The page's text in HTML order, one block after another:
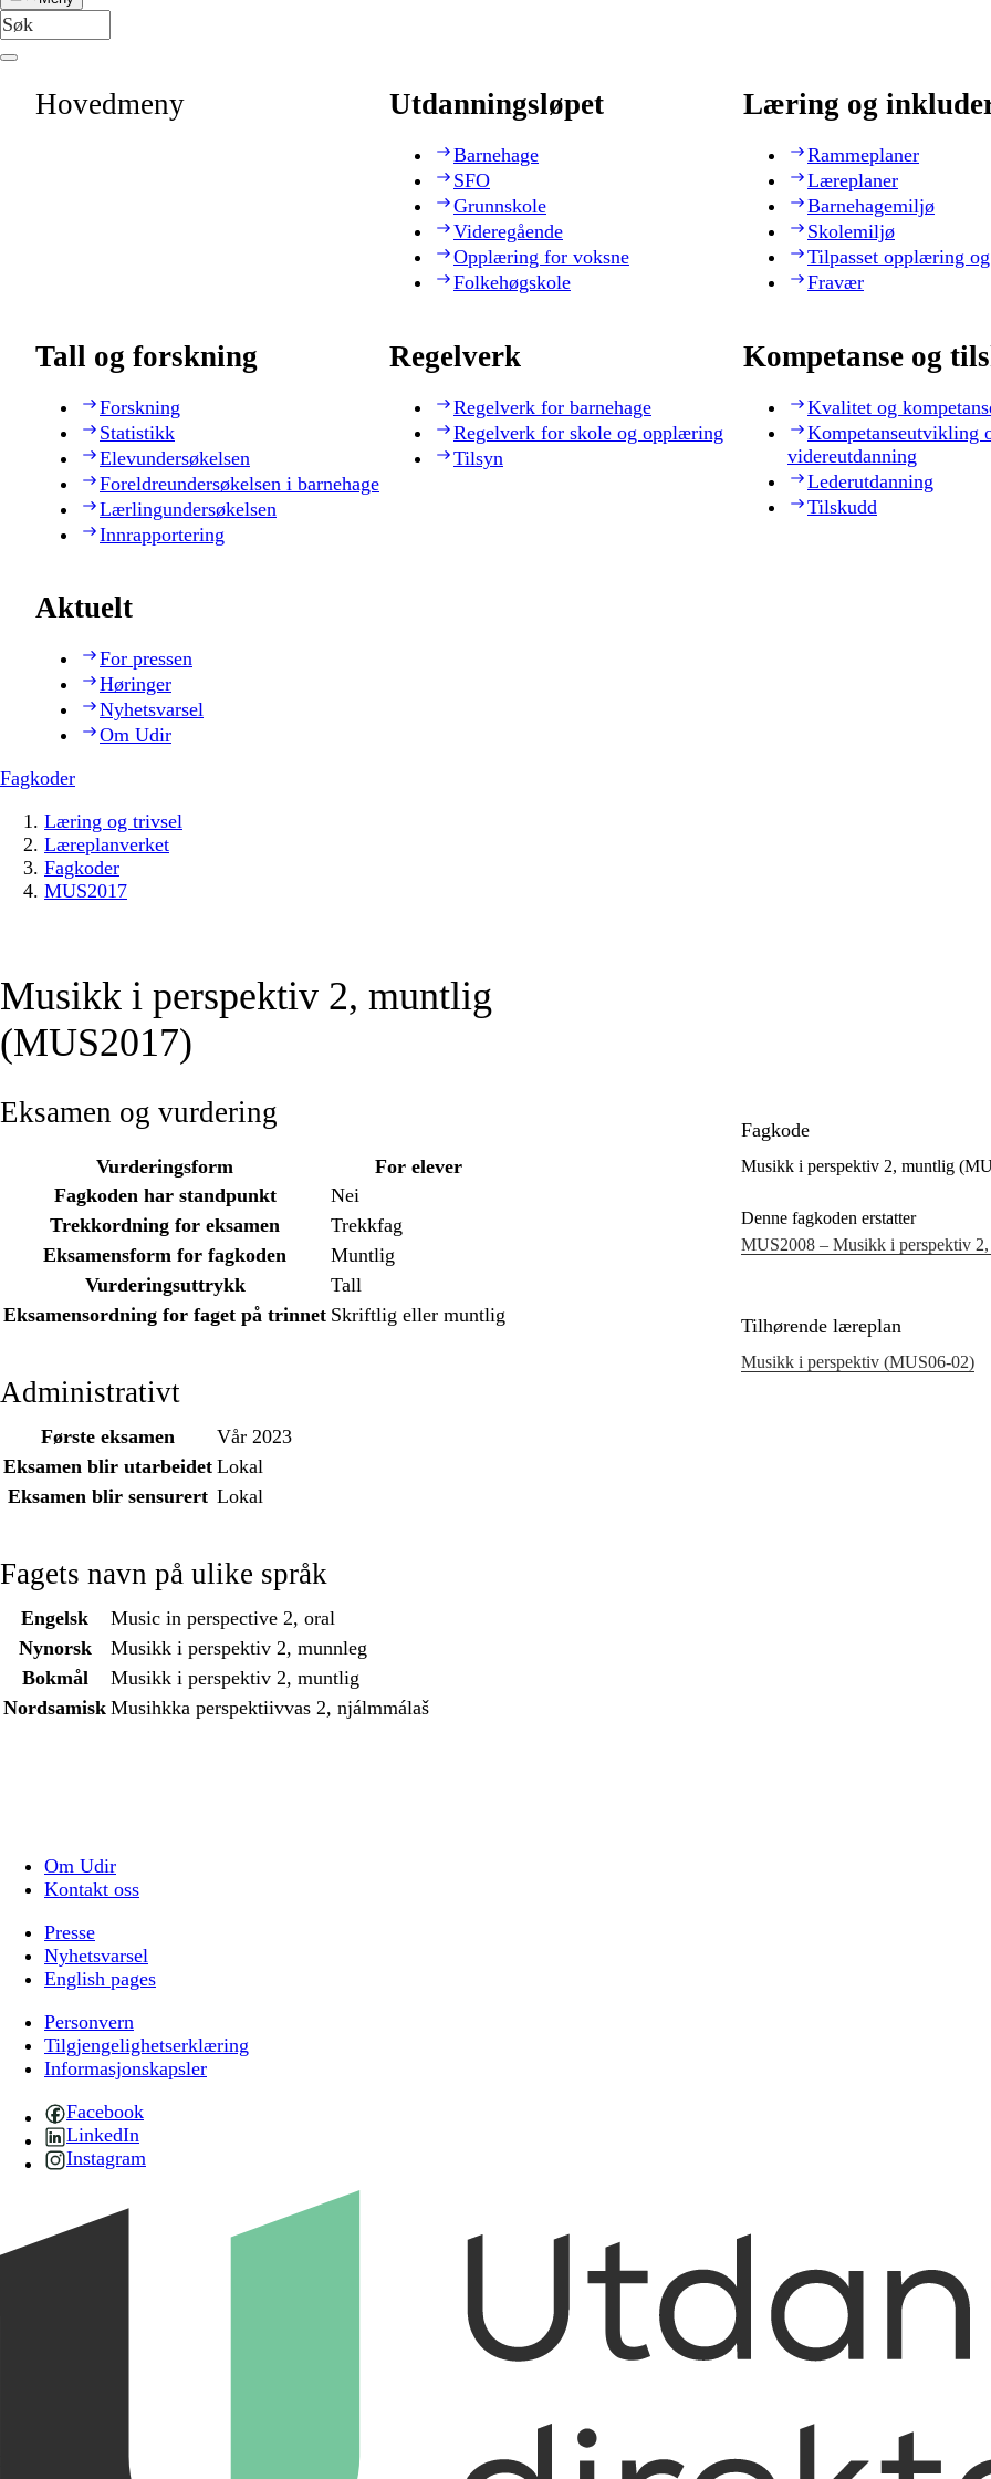
Hovedmeny Utdanningsløpet
Barnehage
SFO
Grunnskole
Videregående
Opplæring for voksne
Folkehøgskole
Læring og
Rammeplaner
Læreplaner
Barnehagemiljø
Skolemiljø
Tilpasset opplæring
Fravær
Tall og forskning
Forskning
Statistikk
Elevundersøkelsen
Foreldreundersøkelsen i barnehage
Lærlingundersøkelsen
Innrapportering
Regelverk
Regelverk for barnehage
Regelverk for skole og opplæring
Tilsyn
Kompetanse og
Kvalitet og
Kompetanseutvikling
videreutdanning
Lederutdanning
Tilskudd
Aktuelt
For pressen
Høringer
Nyhetsvarsel
Om Udir
Fagkoder
Læring og trivsel
Læreplanverket
Fagkoder
MUS2017
Musikk i perspektiv 2, muntlig
(MUS2017)
Eksamen og vurdering
Vurderingsform
For elever
Fagkoden har standpunkt
Nei
Trekkordning for eksamen
Trekkfag
Eksamensform for fagkoden
Muntlig
Vurderingsuttrykk
Tall
Eksamensordning for faget på trinnet Skriftlig eller muntlig
Administrativt
Første eksamen
Vår 2023
Eksamen blir utarbeidet Lokal
Eksamen blir sensurert Lokal
Fagets navn på ulike språk
Engelsk
Music in perspective 2, oral
Nynorsk
Musikk i perspektiv 2, munnleg
Bokmål
Musikk i perspektiv 2, muntlig
Nordsamisk Musihkka perspektiivvas 2, njálmmálaš
Fagkode
Musikk i perspektiv 2, muntlig
Denne fagkoden erstatter
MUS2008 – Musikk i perspektiv
Tilhørende læreplan
Musikk i perspektiv (MUS06‑02)
Om Udir
Kontakt oss
Presse
Nyhetsvarsel
English pages
Personvern
Tilgjengelighetserklæring
Informasjonskapsler
Facebook
LinkedIn
Instagram